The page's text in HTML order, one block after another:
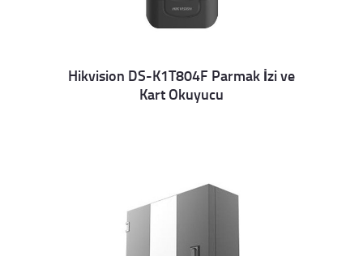
Details
Hikvision DS-K1T804F Parmak İzi ve
Kart Okuyucu